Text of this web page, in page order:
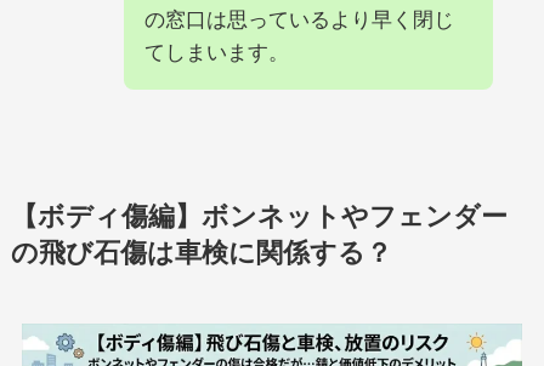
の窓口は思っているより早く閉じ
てしまいます。
【ボディ傷編】ボンネットやフェンダー
の飛び石傷は車検に関係する？